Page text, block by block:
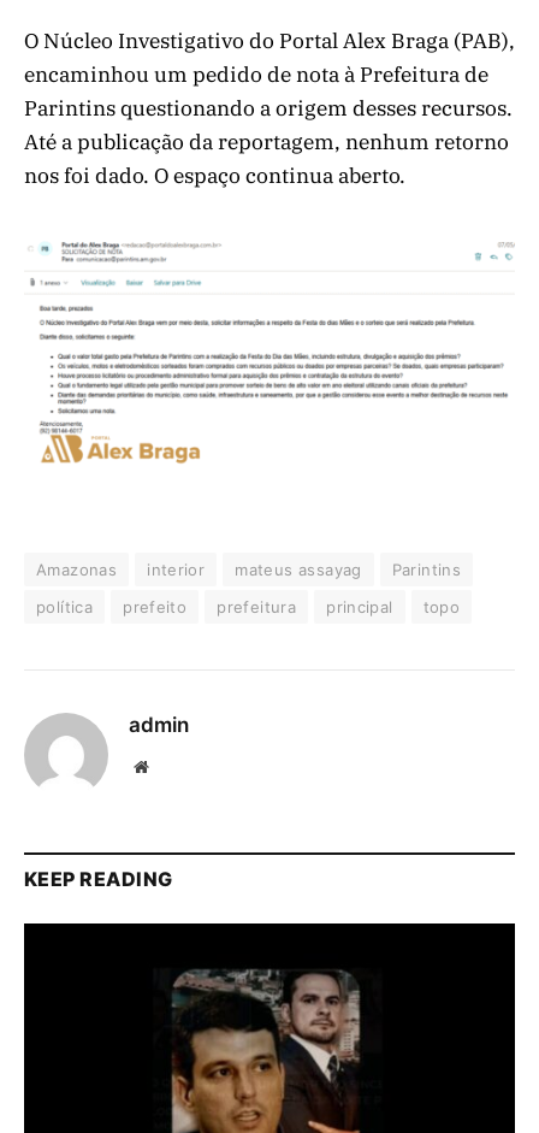
O Núcleo Investigativo do Portal Alex Braga (PAB),
encaminhou um pedido de nota à Prefeitura de
Parintins questionando a origem desses recursos.
Até a publicação da reportagem, nenhum retorno
nos foi dado. O espaço continua aberto.
Amazonas interior mateus assayag
Parintins
política
prefeito prefeitura principal topo
admin
Website
KEEP READING